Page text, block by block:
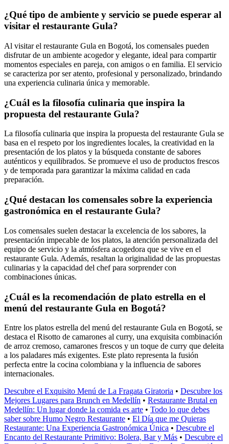
¿Qué tipo de ambiente y servicio se puede esperar al
visitar el restaurante Gula?
Al visitar el restaurante Gula en Bogotá, los comensales pueden
disfrutar de un ambiente acogedor y elegante, ideal para compartir
momentos especiales en pareja, con amigos o en familia. El servicio
se caracteriza por ser atento, profesional y personalizado, brindando
una experiencia culinaria única y memorable.
¿Cuál es la filosofía culinaria que inspira la
propuesta del restaurante Gula?
La filosofía culinaria que inspira la propuesta del restaurante Gula se
basa en el respeto por los ingredientes locales, la creatividad en la
presentación de los platos y la búsqueda constante de sabores
auténticos y equilibrados. Se promueve el uso de productos frescos
y de temporada para garantizar la máxima calidad en cada
preparación.
¿Qué destacan los comensales sobre la experiencia
gastronómica en el restaurante Gula?
Los comensales suelen destacar la excelencia de los sabores, la
presentación impecable de los platos, la atención personalizada del
equipo de servicio y la atmósfera acogedora que se vive en el
restaurante Gula. Además, resaltan la originalidad de las propuestas
culinarias y la capacidad del chef para sorprender con
combinaciones únicas.
¿Cuál es la recomendación de plato estrella en el
menú del restaurante Gula en Bogotá?
Entre los platos estrella del menú del restaurante Gula en Bogotá, se
destaca el Risotto de camarones al curry, una exquisita combinación
de arroz cremoso, camarones frescos y un toque de curry que deleita
a los paladares más exigentes. Este plato representa la fusión
perfecta entre la cocina colombiana y la influencia de sabores
internacionales.
Descubre el Exquisito Menú de La Fragata Giratoria • Descubre los
Mejores Lugares para Brunch en Medellín • Restaurante Brutal en
Medellín: Un lugar donde la comida es arte • Todo lo que debes
saber sobre Humo Negro Restaurante • El Día que me Quieras
Restaurante: Una Experiencia Gastronómica Única • Descubre el
Encanto del Restaurante Primitivo: Bolera, Bar y Más • Descubre el